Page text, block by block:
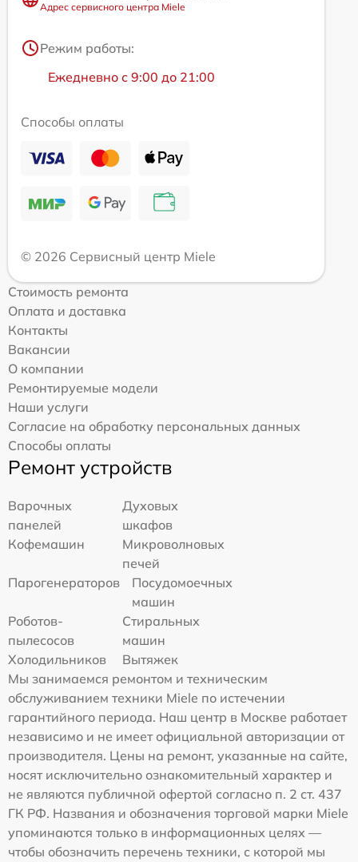
Адрес сервисного центра Miele
Режим работы:
Ежедневно с 9:00 до 21:00
Способы оплаты
© 2026 Сервисный центр Miele
Стоимость ремонта
Оплата и доставка
Контакты
Вакансии
О компании
Ремонтируемые модели
Наши услуги
Согласие на обработку персональных данных
Способы оплаты
Ремонт устройств
Варочных
панелей
Духовых
шкафов
Кофемашин
Микроволновых
печей
Парогенераторов
Посудомоечных
машин
Роботов-
пылесосов
Стиральных
машин
Холодильников
Вытяжек
Мы занимаемся ремонтом и техническим
обслуживанием техники Miele по истечении
гарантийного периода. Наш центр в Москве работает
независимо и не имеет официальной авторизации от
производителя. Цены на ремонт, указанные на сайте,
носят исключительно ознакомительный характер и
не являются публичной офертой согласно п. 2 ст. 437
ГК РФ. Названия и обозначения торговой марки Miele
упоминаются только в информационных целях —
чтобы обозначить перечень техники, с которой мы